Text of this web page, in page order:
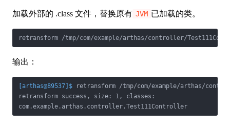
加载外部的 .class 文件，替换原有 JVM 已加载的类。
retransform /tmp/com/example/arthas/controller/
输出：
[arthas@89537]$ retransform /tmp/com/example/arthas/
retransform success, size: 1, classes:
com.example.arthas.controller.Test111Controller